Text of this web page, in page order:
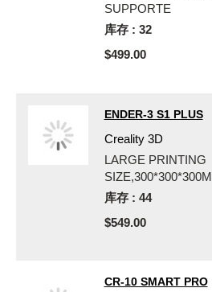
SUPPORTE
库存 : 32
$499.00
ENDER-3 S1 PLUS
Creality 3D
LARGE PRINTING
SIZE,300*300*300M
库存 : 44
$549.00
CR-10 SMART PRO